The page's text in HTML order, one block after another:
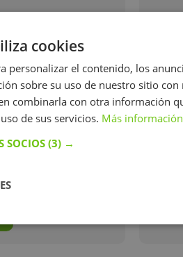
profesora.
Yo
de
cookies
personalizar el contenido, los
sobre su uso de nuestro sitio
combinarla con otra información
de sus servicios. Más información
SOCIOS (3) →